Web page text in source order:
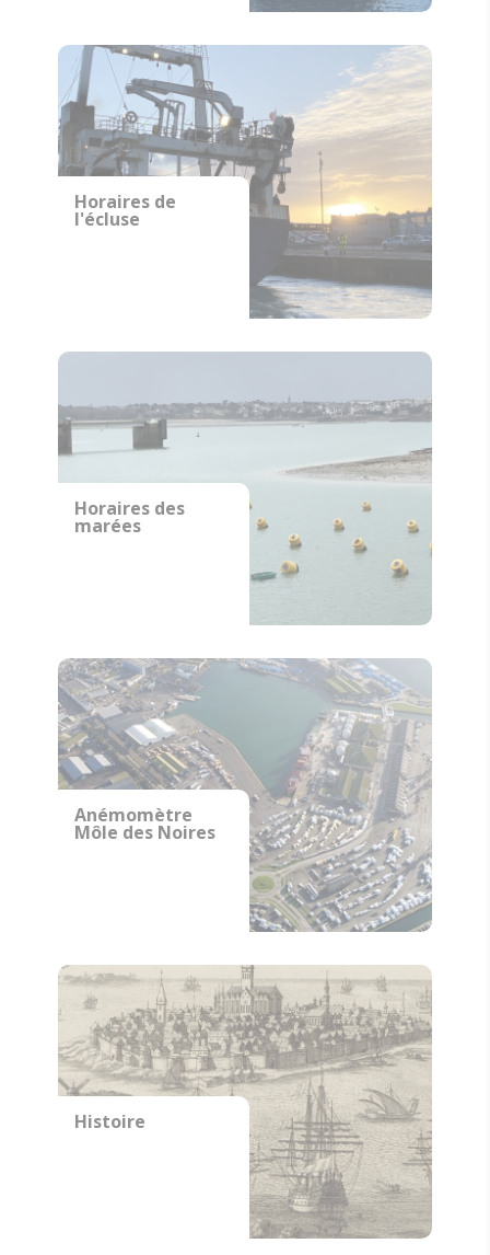
Horaires de
l'écluse
Horaires des
marées
Anémomètre
Môle des Noires
Histoire